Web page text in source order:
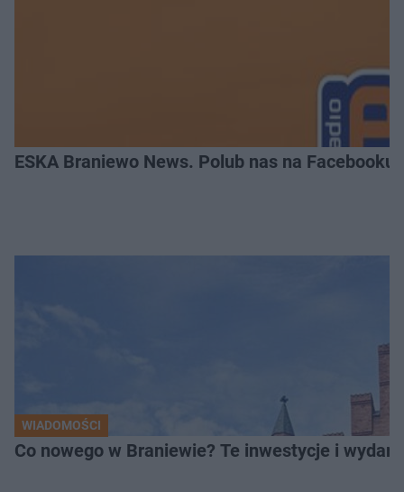
ESKA Braniewo News. Polub nas na Facebooku!
WIADOMOŚCI
Co nowego w Braniewie? Te inwestycje i